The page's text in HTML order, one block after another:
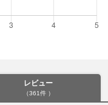
レビュー
（361件 ）